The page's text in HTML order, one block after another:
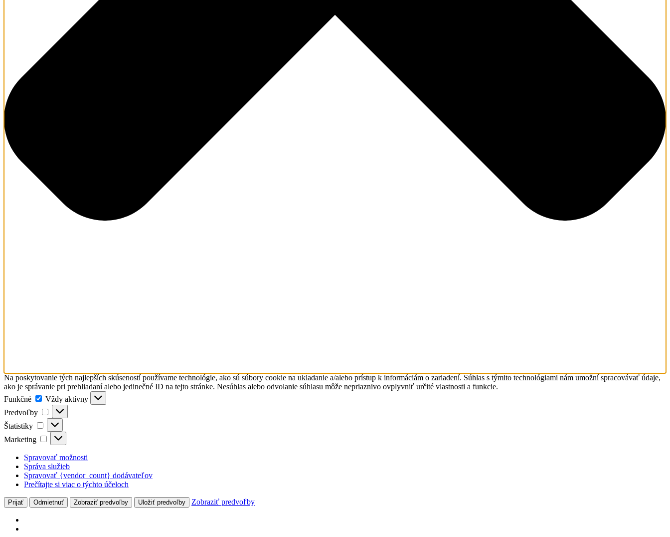
Na poskytovanie tých najlepších skúseností používame technológie, ako sú súbory cookie na ukladanie a/alebo prístup k informáciám o zariadení. Súhlas s týmito technológiami nám umožní spracovávať údaje,
ako je správanie pri prehliadaní alebo jedinečné ID na tejto stránke. Nesúhlas alebo odvolanie súhlasu môže nepriaznivo ovplyvniť určité vlastnosti a funkcie.
Funkčné
Funkčné
Vždy aktívny
Predvoľby
Predvoľby
Štatistiky Štatistiky
Marketing Marketing
Spravovať možnosti
Správa služieb
Spravovať {vendor_count} dodávateľov
Prečítajte si viac o týchto účeloch
Prijať Odmietnuť Zobraziť predvoľby Uložiť predvoľby Zobraziť predvoľby